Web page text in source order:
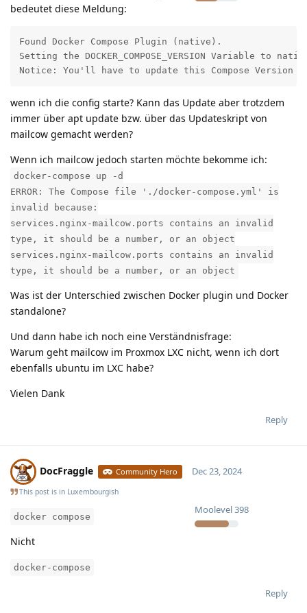
bedeutet diese Meldung:
Found Docker Compose Plugin (native).
Setting the DOCKER_COMPOSE_VERSION Variable to
Notice: You'll have to update this Compose Version
wenn ich die config starte? Kann das Update aber trotzdem
immer über apt update bzw. über das Updateskript von
mailcow gemacht werden?
Wenn ich mailcow jedoch starten möchte bekomme ich:
docker-compose up -d
ERROR: The Compose file './docker-compose.yml' is
invalid because:
services.nginx-mailcow.ports contains an invalid
type, it should be a number, or an object
services.nginx-mailcow.ports contains an invalid
type, it should be a number, or an object
Was ist der Unterschied zwischen Docker plugin und Docker
standalone?
Und dann habe ich noch eine Verständnisfrage:
Warum geht mailcow im Proxmox LXC nicht, wenn ich dort
ebenfalls ubuntu im LXC habe?
Vielen Dank
Reply
DocFraggle Community Hero
Moolevel398
Dec 23, 2024
This post is in Luxembourgish
docker compose
Nicht
docker-compose
Reply